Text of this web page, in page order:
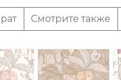
Смотрите также